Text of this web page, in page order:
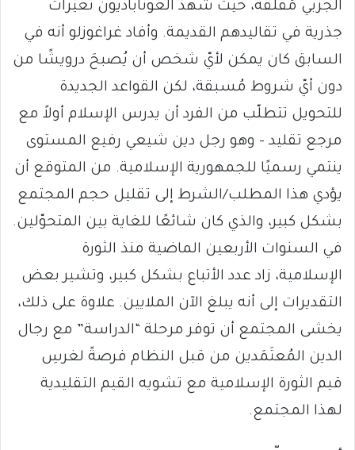
الجزبي مُقلقة، حيث شهد الغوناباديون تغيّرات
جذرية في تقاليدهم القديمة. وأفاد غراغوزلو أنه في
السابق كان يمكن لأيّ شخص أن يُصبحَ درويشًا من
دون أيّ شروط مُسبقة، لكن القواعد الجديدة
للتحويل تتطلّب من الفرد أن يدرس الإسلام أولاً مع
مرجع تقليد – وهو رجل دين شيعي رفيع المستوى
ينتمي رسميًا للجمهورية الإسلامية. من المتوقع أن
يؤدي هذا المطلب/الشرط إلى تقليل حجم المجتمع
بشكل كبير، والذي كان شائعًا للغاية بين المتحوّلين.
في السنوات الأربعين الماضية منذ الثورة
الإسلامية، زاد عدد الأتباع بشكل كبير، وتشير بعض
التقديرات إلى أنه يبلغ الآن الملايين. علاوة على ذلك،
يخشى المجتمع أن توفر مرحلة “الدراسة” مع رجال
الدين المُعتَمَدين من قبل النظام فرصةً لغرسِ
قيم الثورة الإسلامية مع تشويه القيم التقليدية
لهذا المجتمع.